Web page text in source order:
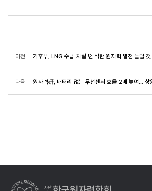
이전 기후부, LNG 수급 차질 땐 석탄.원자력 발전 늘릴 것
다음 원자력硏, 배터리 없는 무선센서 효율 2배 높여... 상